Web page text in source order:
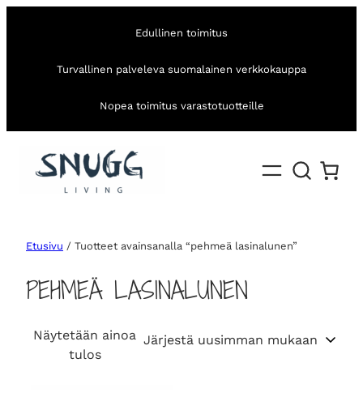
Edullinen toimitus
Turvallinen palveleva suomalainen verkkokauppa
Nopea toimitus varastotuotteille
Etusivu / Tuotteet avainsanalla “pehmeä lasinalunen”
PEHMEÄ LASINALUNEN
Näytetään ainoa
tulos